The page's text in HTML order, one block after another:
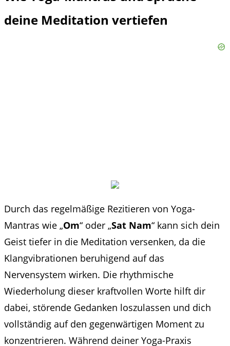
deine Meditation vertiefen
Durch das regelmäßige Rezitieren von Yoga-
Mantras wie „Om“ oder „Sat Nam“ kann sich dein
Geist tiefer in die Meditation versenken, da die
Klangvibrationen beruhigend auf das
Nervensystem wirken. Die rhythmische
Wiederholung dieser kraftvollen Worte hilft dir
dabei, störende Gedanken loszulassen und dich
vollständig auf den gegenwärtigen Moment zu
konzentrieren. Während deiner Yoga-Praxis